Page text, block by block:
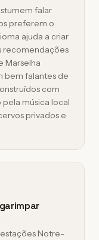
falar
preferem o
ajuda a criar
recomendações
Marselha
bem falantes de
com
música local
privados e
Notre-